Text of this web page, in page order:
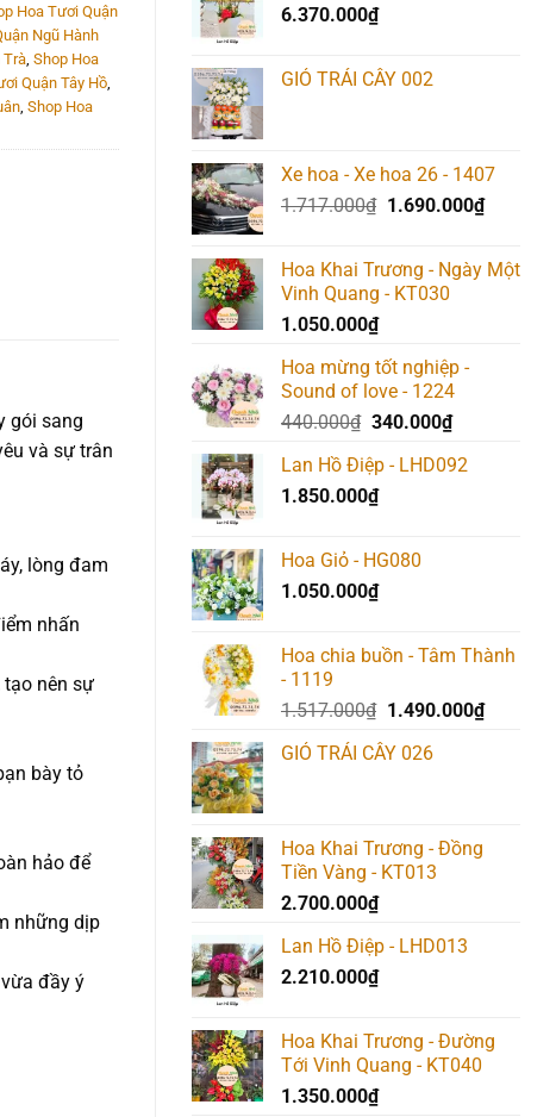
6.370.000₫
GIỎ TRÁI CÂY 002
Xe hoa - Xe hoa 26 - 1407
1.717.000₫ Giá
1.717.000₫.
1.690.000₫Giá
là:
Hoa Khai Trương - Ngày Một
Vinh Quang - KT030
1.050.000₫
Hoa mừng tốt nghiệp -
Sound of love - 1224
440.000₫ Giá
là:
440.000₫.
340.000₫Giá
tại
Lan Hồ Điệp - LHD092
1.850.000₫
Hoa Giỏ - HG080
1.050.000₫
Hoa chia buồn - Tâm Thành
- 1119
1.517.000₫ Giá
là:
1.490.000₫Giá
GIỎ TRÁI CÂY 026
Hoa Khai Trương - Đồng
Tiền Vàng - KT013
2.700.000₫
Lan Hồ Điệp - LHD013
2.210.000₫
Hoa Khai Trương - Đường
Tới Vinh Quang - KT040
1.350.000₫
Hoa Tươi Quận
Ngũ Hành
Trà, Shop Hoa
Quận Tây Hồ,
, Shop Hoa
gói sang
và sự trân
lòng đam
nhấn
nên sự
bày tỏ
hảo để
những dịp
đầy ý